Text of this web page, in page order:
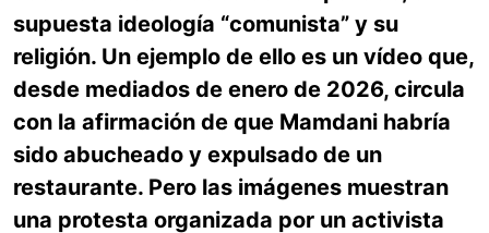
supuesta ideología “comunista” y su
religión. Un ejemplo de ello es un vídeo que,
desde mediados de enero de 2026, circula
con la afirmación de que Mamdani habría
sido abucheado y expulsado de un
restaurante. Pero las imágenes muestran
una protesta organizada por un activista